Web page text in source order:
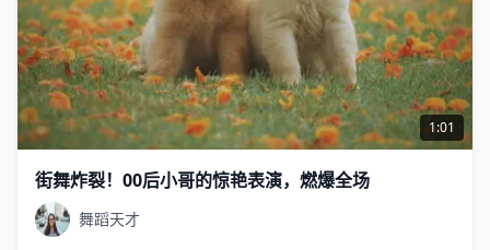
1:01
街舞炸裂！00后小哥的惊艳表演，燃爆全场
舞蹈天才